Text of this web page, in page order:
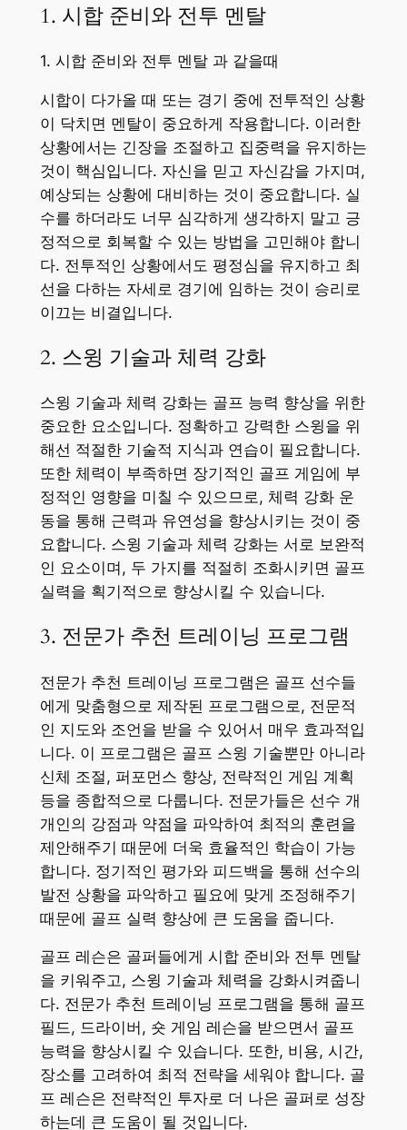
1. 시합 준비와 전투 멘탈
1. 시합 준비와 전투 멘탈 과 같을때
시합이 다가올 때 또는 경기 중에 전투적인 상황
이 닥치면 멘탈이 중요하게 작용합니다. 이러한
상황에서는 긴장을 조절하고 집중력을 유지하는
것이 핵심입니다. 자신을 믿고 자신감을 가지며,
예상되는 상황에 대비하는 것이 중요합니다. 실
수를 하더라도 너무 심각하게 생각하지 말고 긍
정적으로 회복할 수 있는 방법을 고민해야 합니
다. 전투적인 상황에서도 평정심을 유지하고 최
선을 다하는 자세로 경기에 임하는 것이 승리로
이끄는 비결입니다.
2. 스윙 기술과 체력 강화
스윙 기술과 체력 강화는 골프 능력 향상을 위한
중요한 요소입니다. 정확하고 강력한 스윙을 위
해선 적절한 기술적 지식과 연습이 필요합니다.
또한 체력이 부족하면 장기적인 골프 게임에 부
정적인 영향을 미칠 수 있으므로, 체력 강화 운
동을 통해 근력과 유연성을 향상시키는 것이 중
요합니다. 스윙 기술과 체력 강화는 서로 보완적
인 요소이며, 두 가지를 적절히 조화시키면 골프
실력을 획기적으로 향상시킬 수 있습니다.
3. 전문가 추천 트레이닝 프로그램
전문가 추천 트레이닝 프로그램은 골프 선수들
에게 맞춤형으로 제작된 프로그램으로, 전문적
인 지도와 조언을 받을 수 있어서 매우 효과적입
니다. 이 프로그램은 골프 스윙 기술뿐만 아니라
신체 조절, 퍼포먼스 향상, 전략적인 게임 계획
등을 종합적으로 다룹니다. 전문가들은 선수 개
개인의 강점과 약점을 파악하여 최적의 훈련을
제안해주기 때문에 더욱 효율적인 학습이 가능
합니다. 정기적인 평가와 피드백을 통해 선수의
발전 상황을 파악하고 필요에 맞게 조정해주기
때문에 골프 실력 향상에 큰 도움을 줍니다.
골프 레슨은 골퍼들에게 시합 준비와 전투 멘탈
을 키워주고, 스윙 기술과 체력을 강화시켜줍니
다. 전문가 추천 트레이닝 프로그램을 통해 골프
필드, 드라이버, 숏 게임 레슨을 받으면서 골프
능력을 향상시킬 수 있습니다. 또한, 비용, 시간,
장소를 고려하여 최적 전략을 세워야 합니다. 골
프 레슨은 전략적인 투자로 더 나은 골퍼로 성장
하는데 큰 도움이 될 것입니다.